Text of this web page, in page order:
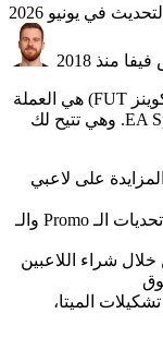
في يونيو 2026
منذ 2018
كوينز FC 26 (والتي تُسمى أيضًا كوينز فيفا أو كوينز FUT) هي العملة
الافتراضية داخل لعبة EA Sports FC Ultimate Team. وهي تتيح لك
على لاعبي
— إكمال تحديات الـ Promo والـ
شراء اللاعبين
الميتا،